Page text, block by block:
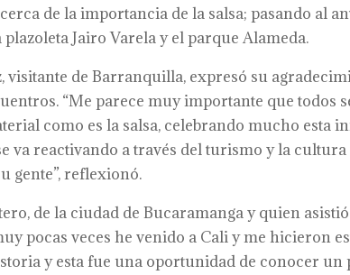
de la importancia de la salsa; pasando al
plazoleta Jairo Varela y el parque Alameda.
visitante de Barranquilla, expresó su
“Me parece muy importante que todos
como es la salsa, celebrando mucho esta
va reactivando a través del turismo y la
gente”, reflexionó.
de la ciudad de Bucaramanga y quien
pocas veces he venido a Cali y me hicieron
y esta fue una oportunidad de conocer un